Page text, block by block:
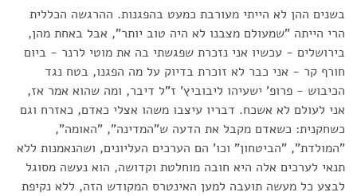
בשנים ההן לא הייתי מעורבת כמעט בהפגנות. ההרגשה הכללית
הרי הייתה "שמעולם מצבנו לא היה טוב יותר", אבל באחת מהן,
בירושלים - עכשיו אני נזכרת שפגשתי בה את מוטי לרנר - ביום
חורף קר - אני כבר לא זוכרת בדיוק על מה הפגנו, בטח נגד
הכיבוש - פרופ' ישעיהו ליבוביץ' ז"ל דיבר, ומה שהוא אמר אז,
אני לעולם לא אשכח. דבריו עיצבו משהו אצלי כאדם, כאזרח וגם
כשחקנית: כשאדם מקבל את הדעה ש"המדינה", "האומה",
"המולדת", "הביטחון" וכו' הם הערכים העליונים, ושהנאמנות ללא
תנאי לערכים אלה היא חובה מוחלטת וקדושה, הוא נעשה מסוגל
לבצע כל מעשה תועבה למען האינטרס המקודש הזה, ללא נקיפת